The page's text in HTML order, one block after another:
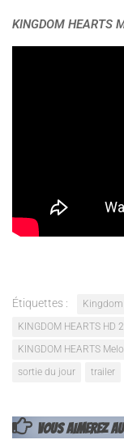
KINGDOM HEARTS
Étiquettes :
KINGDOM HEARTS HD
KINGDOM HEARTS
sortie du jour
trailer
VOUS AIMEREZ